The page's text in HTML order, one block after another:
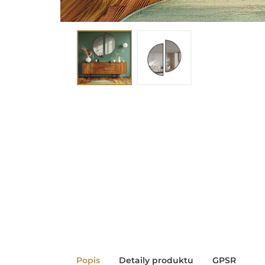
Popis Detaily produktu GPSR